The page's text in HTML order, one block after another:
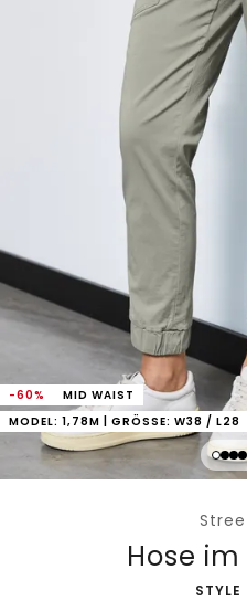
-60%
MID WAIST
MODEL: 1,78M | GRÖSSE: W38 / L28
Hose im
-
STYLE